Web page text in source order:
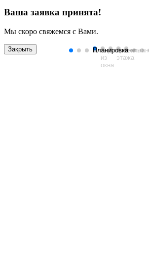
Планировка
Вид
из
окна
Антресоль
План
этажа
Генплан
Ваша заявка принята!
Мы скоро свяжемся с Вами.
Закрыть